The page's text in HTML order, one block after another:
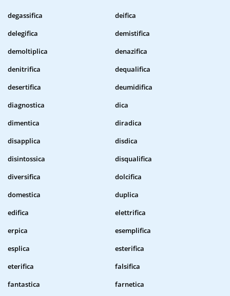
degassifica
deifica
delegifica
demistifica
demoltiplica
denazifica
denitrifica
dequalifica
desertifica
deumidifica
diagnostica
dica
dimentica
diradica
disapplica
disdica
disintossica
disqualifica
diversifica
dolcifica
domestica
duplica
edifica
elettrifica
erpica
esemplifica
esplica
esterifica
eterifica
falsifica
fantastica
farnetica